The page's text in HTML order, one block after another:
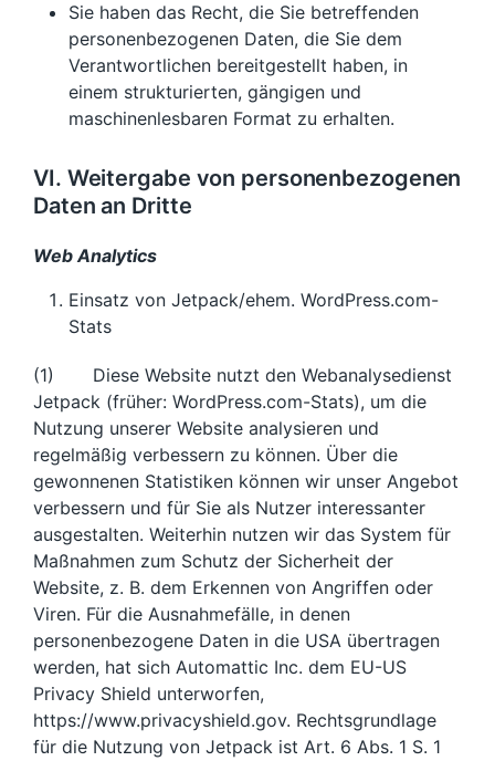
Sie haben das Recht, die Sie betreffenden
personenbezogenen Daten, die Sie dem
Verantwortlichen bereitgestellt haben, in
einem strukturierten, gängigen und
maschinenlesbaren Format zu erhalten.
VI. Weitergabe von personenbezogenen
Daten an Dritte
Web Analytics
Einsatz von Jetpack/ehem. WordPress.com-
Stats
(1) Diese Website nutzt den Webanalysedienst
Jetpack (früher: WordPress.com-Stats), um die
Nutzung unserer Website analysieren und
regelmäßig verbessern zu können. Über die
gewonnenen Statistiken können wir unser Angebot
verbessern und für Sie als Nutzer interessanter
ausgestalten. Weiterhin nutzen wir das System für
Maßnahmen zum Schutz der Sicherheit der
Website, z. B. dem Erkennen von Angriffen oder
Viren. Für die Ausnahmefälle, in denen
personenbezogene Daten in die USA übertragen
werden, hat sich Automattic Inc. dem EU-US
Privacy Shield unterworfen,
https://www.privacyshield.gov. Rechtsgrundlage
für die Nutzung von Jetpack ist Art. 6 Abs. 1 S. 1